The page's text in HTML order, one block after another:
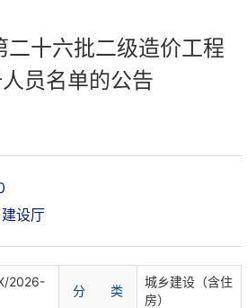
十六批二级造价工程
员名单的公告
设厅
2026-
分 类
城乡建设（含住
房）